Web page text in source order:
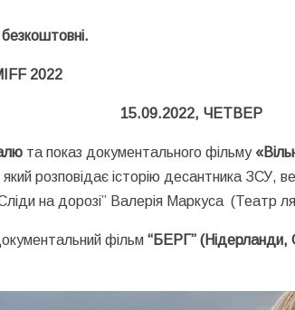
безкоштовні.
2022
15.09.2022, ЧЕТВЕР
та показ документального фільму
який розповідає історію десантника ЗСУ,
на дорозі” Валерія Маркуса (Театр
фільм “БЕРГ” (Нідерланди,